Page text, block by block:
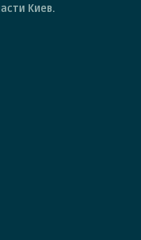
Киев.